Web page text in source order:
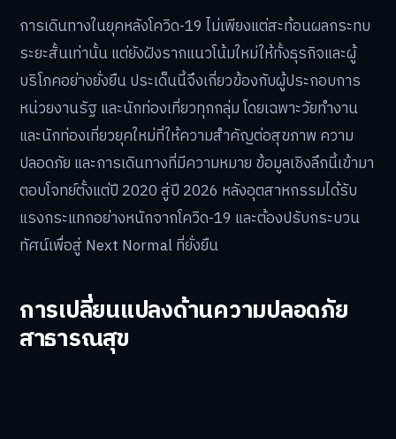
การเดินทางในยุคหลังโควิด-19 ไม่เพียงแต่สะท้อนผลกระทบ
ระยะสั้นเท่านั้น แต่ยังฝังรากแนวโน้มใหม่ให้ทั้งธุรกิจและผู้
บริโภคอย่างยั่งยืน ประเด็นนี้จึงเกี่ยวข้องกับผู้ประกอบการ
หน่วยงานรัฐ และนักท่องเที่ยวทุกกลุ่ม โดยเฉพาะวัยทำงาน
และนักท่องเที่ยวยุคใหม่ที่ให้ความสำคัญต่อสุขภาพ ความ
ปลอดภัย และการเดินทางที่มีความหมาย ข้อมูลเชิงลึกนี้เข้ามา
ตอบโจทย์ตั้งแต่ปี 2020 สู่ปี 2026 หลังอุตสาหกรรมได้รับ
แรงกระแทกอย่างหนักจากโควิด-19 และต้องปรับกระบวน
ทัศน์เพื่อสู่ Next Normal ที่ยั่งยืน
การเปลี่ยนแปลงด้านความปลอดภัย
สาธารณสุข